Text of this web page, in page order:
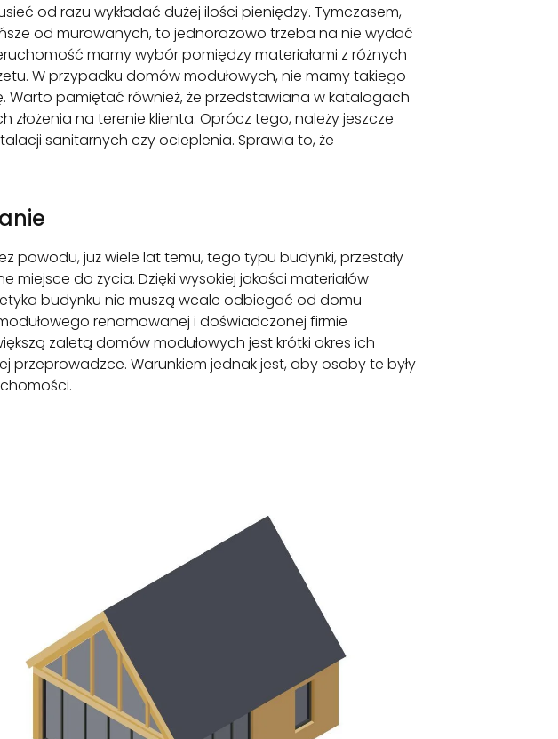
od razu wykładać dużej ilości pieniędzy. Tymczasem,
od murowanych, to jednorazowo trzeba na nie wydać
mamy wybór pomiędzy materiałami z różnych
W przypadku domów modułowych, nie mamy takiego
Warto pamiętać również, że przedstawiana w katalogach
na terenie klienta. Oprócz tego, należy jeszcze
sanitarnych czy ocieplenia. Sprawia to, że
powodu, już wiele lat temu, tego typu budynki, przestały
miejsce do życia. Dzięki wysokiej jakości materiałów
budynku nie muszą wcale odbiegać od domu
renomowanej i doświadczonej firmie
zaletą domów modułowych jest krótki okres ich
przeprowadzce. Warunkiem jednak jest, aby osoby te były